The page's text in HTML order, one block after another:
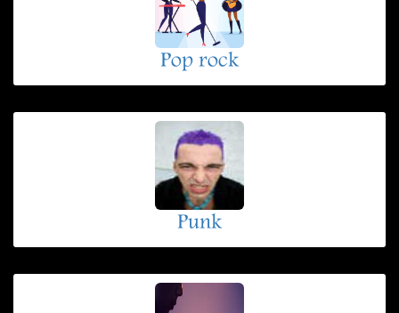
Pop rock
Punk